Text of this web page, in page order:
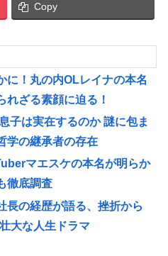
Copy
に！丸の内OLレイナの本名
れざる素顔に迫る！
子は実在するのか 謎に包ま
学の継承者の存在
マエスケの本名が明らか
徹底調査
長の経歴が語る、挫折から
大な人生ドラマ